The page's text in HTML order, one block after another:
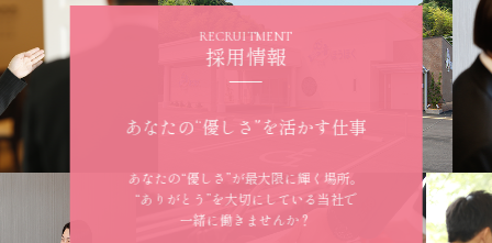
RECRUITMENT
採用情報
あなたの“優しさ”を活かす仕事
あなたの“優しさ”が最大限に輝く場所。
“ありがとう”を大切にしている当社で
一緒に働きませんか？